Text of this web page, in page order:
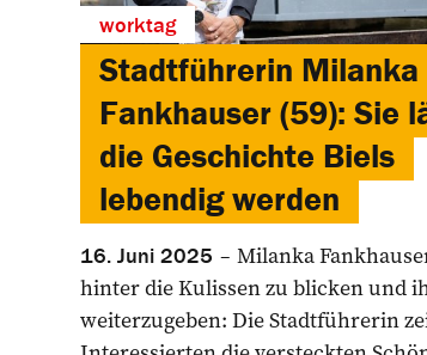
worktag
Stadtführerin Milanka
Fankhauser (59): Sie
die Geschichte Biels
lebendig werden
16. Juni 2025
Milanka
hinter die Kulissen zu blicken und
weiterzugeben: Die Stadt­führerin